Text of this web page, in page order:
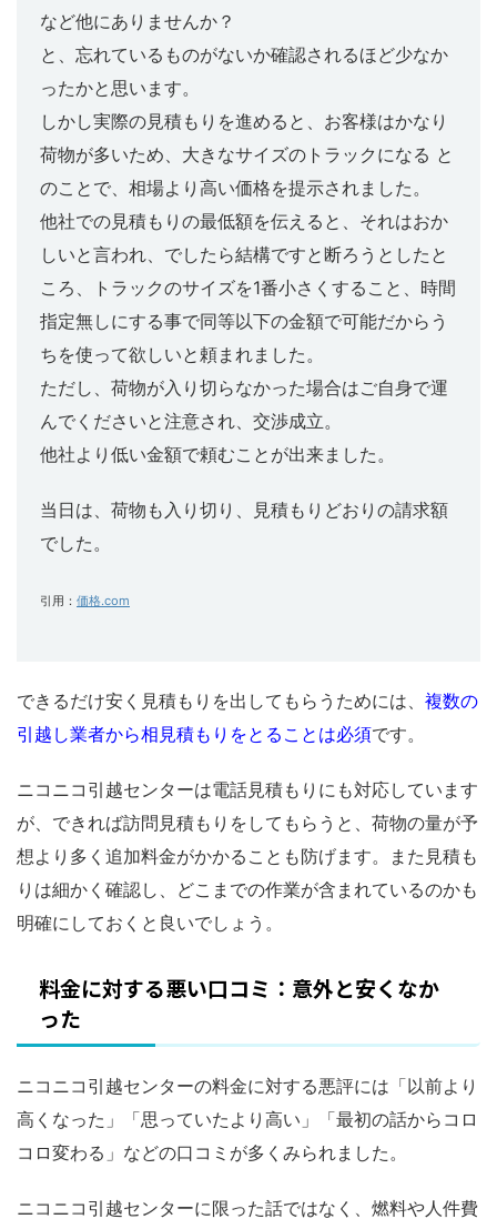
など他にありませんか？
と、忘れているものがないか確認されるほど少なか
ったかと思います。
しかし実際の見積もりを進めると、お客様はかなり
荷物が多いため、大きなサイズのトラックになる と
のことで、相場より高い価格を提示されました。
他社での見積もりの最低額を伝えると、それはおか
しいと言われ、でしたら結構ですと断ろうとしたと
ころ、トラックのサイズを1番小さくすること、時間
指定無しにする事で同等以下の金額で可能だからう
ちを使って欲しいと頼まれました。
ただし、荷物が入り切らなかった場合はご自身で運
んでくださいと注意され、交渉成立。
他社より低い金額で頼むことが出来ました。
当日は、荷物も入り切り、見積もりどおりの請求額
でした。
引用： 価格.com
できるだけ安く見積もりを出してもらうためには、 複数の
引越し業者から相見積もりをとることは必須です。
ニコニコ引越センターは電話見積もりにも対応しています
が、できれば訪問見積もりをしてもらうと、荷物の量が予
想より多く追加料金がかかることも防げます。また見積も
りは細かく確認し、どこまでの作業が含まれているのかも
明確にしておくと良いでしょう。
料金に対する悪い口コミ：意外と安くなか
った
ニコニコ引越センターの料金に対する悪評には「以前より
高くなった」「思っていたより高い」「最初の話からコロ
コロ変わる」などの口コミが多くみられました。
ニコニコ引越センターに限った話ではなく、燃料や人件費